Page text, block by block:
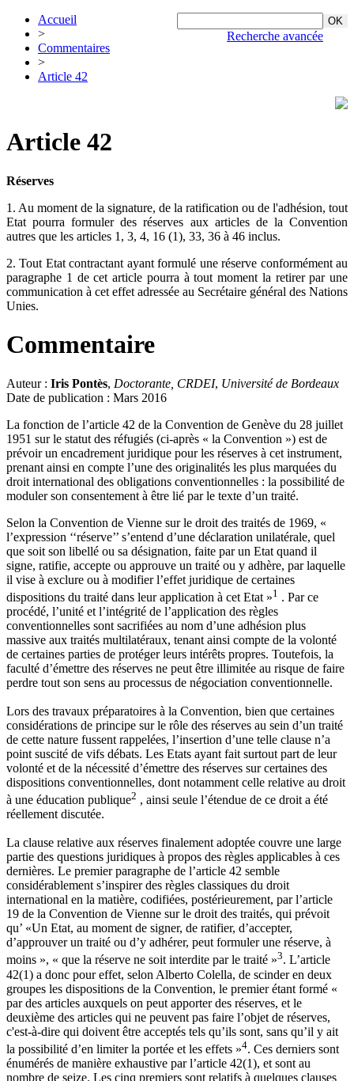
Recherche avancée
Accueil
>
Commentaires
>
Article 42
Article 42
Réserves
1. Au moment de la signature, de la ratification ou de l'adhésion, tout
Etat pourra formuler des réserves aux articles de la Convention
autres que les articles 1, 3, 4, 16 (1), 33, 36 à 46 inclus.
2. Tout Etat contractant ayant formulé une réserve conformément au
paragraphe 1 de cet article pourra à tout moment la retirer par une
communication à cet effet adressée au Secrétaire général des Nations
Unies.
Commentaire
Auteur : Iris Pontès, Doctorante, CRDEI, Université de Bordeaux
Date de publication : Mars 2016
La fonction de l’article 42 de la Convention de Genève du 28 juillet
1951 sur le statut des réfugiés (ci-après « la Convention ») est de
prévoir un encadrement juridique pour les réserves à cet instrument,
prenant ainsi en compte l’une des originalités les plus marquées du
droit international des obligations conventionnelles : la possibilité de
moduler son consentement à être lié par le texte d’un traité.
Selon la Convention de Vienne sur le droit des traités de 1969, «
l’expression ‘‘réserve’’ s’entend d’une déclaration unilatérale, quel
que soit son libellé ou sa désignation, faite par un Etat quand il
signe, ratifie, accepte ou approuve un traité ou y adhère, par laquelle
il vise à exclure ou à modifier l’effet juridique de certaines
dispositions du traité dans leur application à cet Etat »1 . Par ce
procédé, l’unité et l’intégrité de l’application des règles
conventionnelles sont sacrifiées au nom d’une adhésion plus
massive aux traités multilatéraux, tenant ainsi compte de la volonté
de certaines parties de protéger leurs intérêts propres. Toutefois, la
faculté d’émettre des réserves ne peut être illimitée au risque de faire
perdre tout son sens au processus de négociation conventionnelle.
Lors des travaux préparatoires à la Convention, bien que certaines
considérations de principe sur le rôle des réserves au sein d’un traité
de cette nature fussent rappelées, l’insertion d’une telle clause n’a
point suscité de vifs débats. Les Etats ayant fait surtout part de leur
volonté et de la nécessité d’émettre des réserves sur certaines des
dispositions conventionnelles, dont notamment celle relative au droit
à une éducation publique2 , ainsi seule l’étendue de ce droit a été
réellement discutée.
La clause relative aux réserves finalement adoptée couvre une large
partie des questions juridiques à propos des règles applicables à ces
dernières. Le premier paragraphe de l’article 42 semble
considérablement s’inspirer des règles classiques du droit
international en la matière, codifiées, postérieurement, par l’article
19 de la Convention de Vienne sur le droit des traités, qui prévoit
qu’ «Un Etat, au moment de signer, de ratifier, d’accepter,
d’approuver un traité ou d’y adhérer, peut formuler une réserve, à
moins », « que la réserve ne soit interdite par le traité »3. L’article
42(1) a donc pour effet, selon Alberto Colella, de scinder en deux
groupes les dispositions de la Convention, le premier étant formé «
par des articles auxquels on peut apporter des réserves, et le
deuxième des articles qui ne peuvent pas faire l’objet de réserves,
c'est-à-dire qui doivent être acceptés tels qu’ils sont, sans qu’il y ait
la possibilité d’en limiter la portée et les effets »4. Ces derniers sont
énumérés de manière exhaustive par l’article 42(1), et sont au
nombre de seize. Les cinq premiers sont relatifs à quelques clauses